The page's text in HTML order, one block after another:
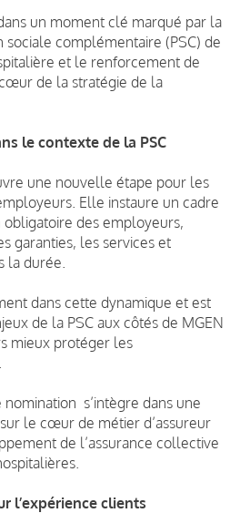
un moment clé marqué par la
complémentaire (PSC) de
et le renforcement de
de la stratégie de la
le contexte de la PSC
une nouvelle étape pour les
Elle instaure un cadre
des employeurs,
garanties, les services et
la durée.
dans cette dynamique et est
de la PSC aux côtés de MGEN
mieux protéger les
s’intègre dans une
le cœur de métier d’assureur
de l’assurance collective
l’expérience clients